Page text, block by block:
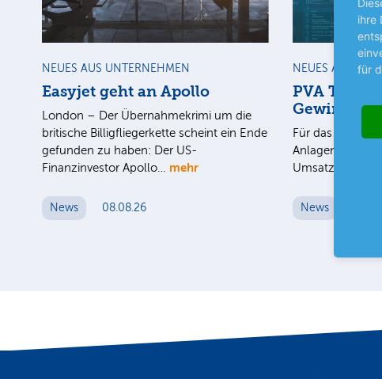
NEUES AUS UNTERNEHMEN
Easyjet geht an Apollo
London – Der Übernahmekrimi um die
britische Billigfliegerkette scheint ein Ende
gefunden zu haben: Der US-
Finanzinvestor Apollo… mehr
News 08.08.26
NEUES AUS
PVA Tepla
Für das 1.
Anlagenbauer
Umsatz aus.
News
ihre
für